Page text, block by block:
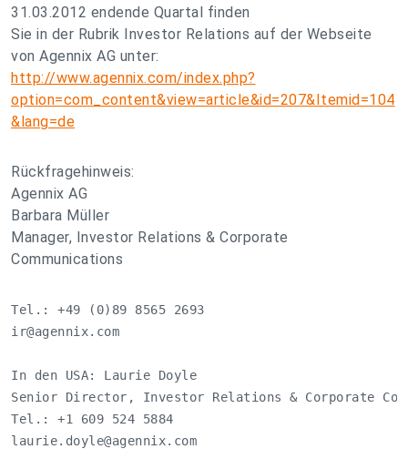
31.03.2012 endende Quartal finden
Sie in der Rubrik Investor Relations auf der Webseite
von Agennix AG unter:
http://www.agennix.com/index.php?
option=com_content&view=article&id=207&Itemid=104
&lang=de
Rückfragehinweis:
Agennix AG
Barbara Müller
Manager, Investor Relations & Corporate
Communications
ir@agennix.com
In den USA: Laurie Doyle
Senior Director, Investor Relations &
laurie.doyle@agennix.com